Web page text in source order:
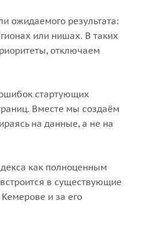
ожидаемого результата:
или нишах. В таких
отключаем
стартующих
Вместе мы создаём
на данные, а не на
как полноценным
в существующие
и за его